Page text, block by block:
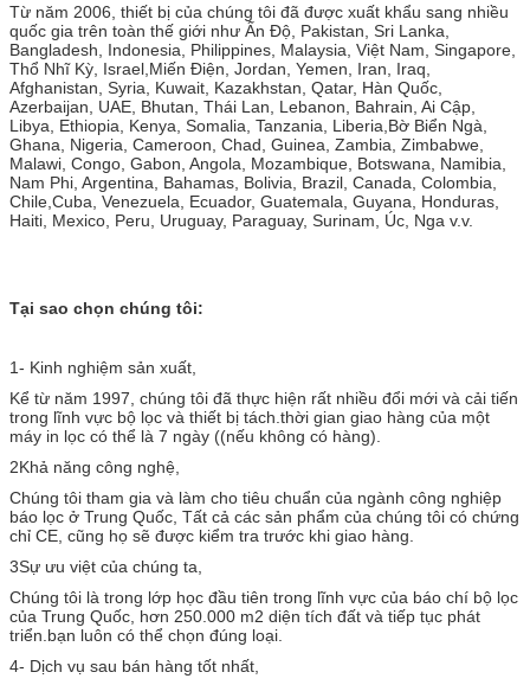
Từ năm 2006, thiết bị của chúng tôi đã được xuất khẩu sang nhiều
quốc gia trên toàn thế giới như Ấn Độ, Pakistan, Sri Lanka,
Bangladesh, Indonesia, Philippines, Malaysia, Việt Nam, Singapore,
Thổ Nhĩ Kỳ, Israel,Miến Điện, Jordan, Yemen, Iran, Iraq,
Afghanistan, Syria, Kuwait, Kazakhstan, Qatar, Hàn Quốc,
Azerbaijan, UAE, Bhutan, Thái Lan, Lebanon, Bahrain, Ai Cập,
Libya, Ethiopia, Kenya, Somalia, Tanzania, Liberia,Bờ Biển Ngà,
Ghana, Nigeria, Cameroon, Chad, Guinea, Zambia, Zimbabwe,
Malawi, Congo, Gabon, Angola, Mozambique, Botswana, Namibia,
Nam Phi, Argentina, Bahamas, Bolivia, Brazil, Canada, Colombia,
Chile,Cuba, Venezuela, Ecuador, Guatemala, Guyana, Honduras,
Haiti, Mexico, Peru, Uruguay, Paraguay, Surinam, Úc, Nga v.v.
Tại sao chọn chúng tôi:
1- Kinh nghiệm sản xuất,
Kể từ năm 1997, chúng tôi đã thực hiện rất nhiều đổi mới và cải tiến
trong lĩnh vực bộ lọc và thiết bị tách.thời gian giao hàng của một
máy in lọc có thể là 7 ngày ((nếu không có hàng).
2Khả năng công nghệ,
Chúng tôi tham gia và làm cho tiêu chuẩn của ngành công nghiệp
báo lọc ở Trung Quốc, Tất cả các sản phẩm của chúng tôi có chứng
chỉ CE, cũng họ sẽ được kiểm tra trước khi giao hàng.
3Sự ưu việt của chúng ta,
Chúng tôi là trong lớp học đầu tiên trong lĩnh vực của báo chí bộ lọc
của Trung Quốc, hơn 250.000 m2 diện tích đất và tiếp tục phát
triển.bạn luôn có thể chọn đúng loại.
4- Dịch vụ sau bán hàng tốt nhất,